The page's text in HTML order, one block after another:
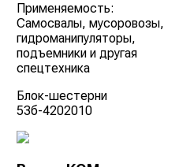
Применяемость:
Самосвалы, мусоровозы,
гидроманипуляторы,
подъемники и другая
спецтехника
Блок-шестерни
53б-4202010